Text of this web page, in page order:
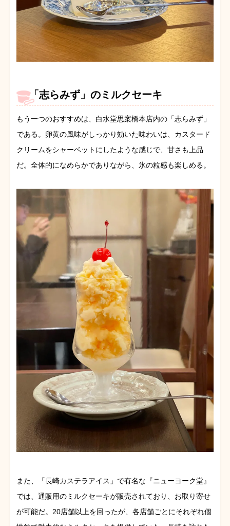
「志らみず」のミルクセーキ
もう一つのおすすめは、白水堂思案橋本店内の「志らみず」
である。卵黄の風味がしっかり効いた味わいは、カスタード
クリームをシャーベットにしたような感じで、甘さも上品
だ。全体的になめらかでありながら、氷の粒感も楽しめる。
また、「長崎カステラアイス」で有名な『ニューヨーク堂』
では、通販用のミルクセーキが販売されており、お取り寄せ
が可能だ。20店舗以上を回ったが、各店舗ごとにそれぞれ個